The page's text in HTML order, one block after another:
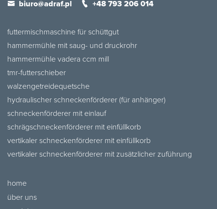
biuro@adraf.pl +48 793 206 014
home
über uns
futtermischmaschine für schüttgut
hammermühle mit saug- und druckrohr
hammermühle vadera ccm mill
tmr-futterschieber
walzengetreidequetsche
hydraulischer schneckenförderer (für anhänger)
schneckenförderer mit einlauf
schrägschneckenförderer mit einfüllkorb
vertikaler schneckenförderer mit einfüllkorb
vertikaler schneckenförderer mit zusätzlicher zuführung